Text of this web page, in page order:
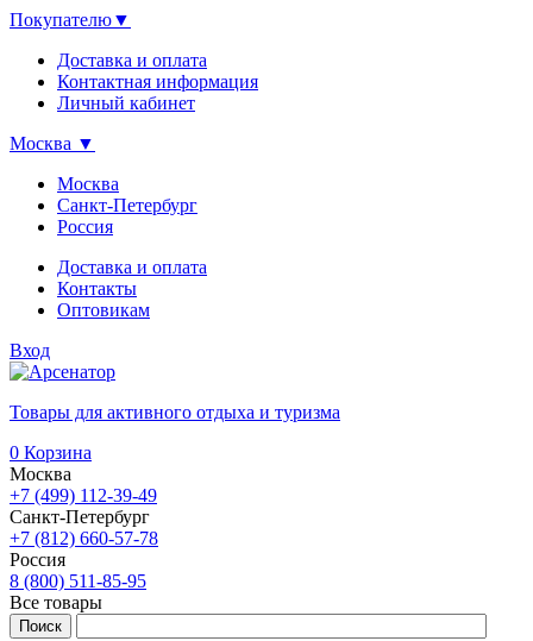
Покупателю▼
Доставка и оплата
Контактная информация
Личный кабинет
Москва ▼
Москва
Санкт-Петербург
Россия
Доставка и оплата
Контакты
Оптовикам
Вход
Товары для активного отдыха и туризма
0 Корзина
Москва
+7 (499) 112-39-49
Санкт-Петербург
+7 (812) 660-57-78
Россия
8 (800) 511-85-95
Все товары